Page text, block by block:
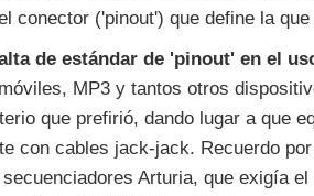
conector ('pinout') que define la
de estándar de 'pinout' en el
MP3 y tantos otros
que prefirió, dando lugar a que
con cables jack-jack. Recuerdo
Arturia, que exigía